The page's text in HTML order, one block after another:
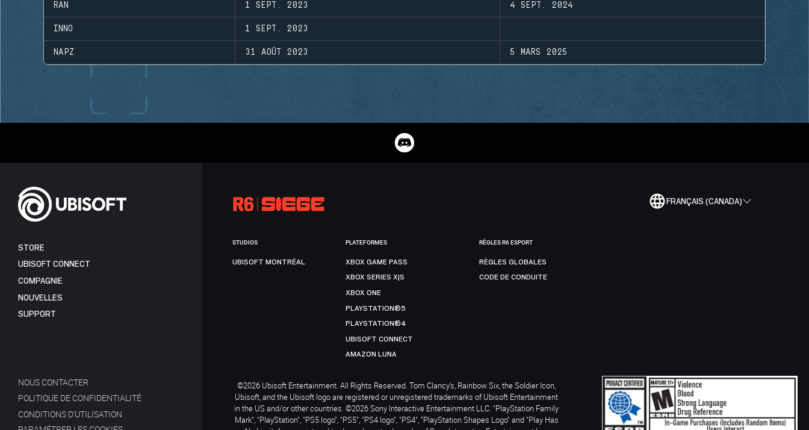
RAN 1 SEPT. 2023 4 SEPT. 2024
INNO 1 SEPT. 2023
NAPZ 31 AOÛT 2023 5 MARS 2025
FRANÇAIS (CANADA)
STORE
UBISOFT CONNECT
COMPAGNIE
NOUVELLES
SUPPORT
NOUS CONTACTER
POLITIQUE DE CONFIDENTIALITÉ
CONDITIONS D'UTILISATION
STUDIOS
UBISOFT MONTRÉAL
PLATEFORMES
XBOX GAME PASS
XBOX SERIES X|S
XBOX ONE
PLAYSTATION®5
PLAYSTATION®4
UBISOFT CONNECT
AMAZON LUNA
RÈGLES R6 ESPORT
RÈGLES GLOBALES
CODE DE CONDUITE
©2026 Ubisoft Entertainment. All Rights Reserved. Tom Clancy’s, Rainbow Six, the Soldier Icon,
Ubisoft, and the Ubisoft logo are registered or unregistered trademarks of Ubisoft Entertainment
in the US and/or other countries. ©2026 Sony Interactive Entertainment LLC. "PlayStation Family
Mark", "PlayStation", "PS5 logo", "PS5", "PS4 logo", "PS4", "PlayStation Shapes Logo" and "Play Has